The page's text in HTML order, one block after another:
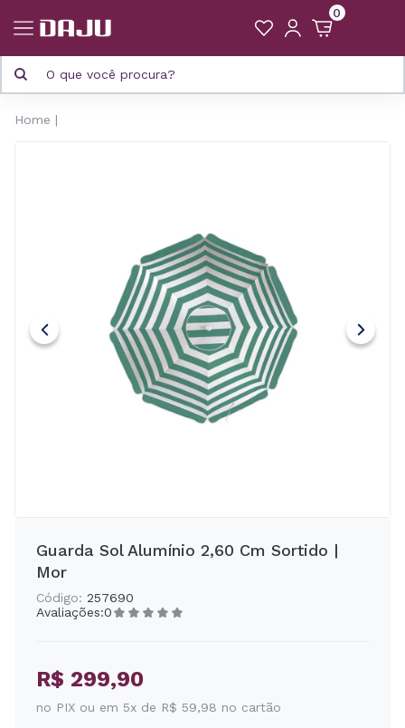
0
Home
Guarda Sol Alumínio 2,60 Cm Sortido |
Mor
Código: 257690
Avaliações:0
R$ 299,90
no PIX ou em 5x de R$ 59,98 no cartão